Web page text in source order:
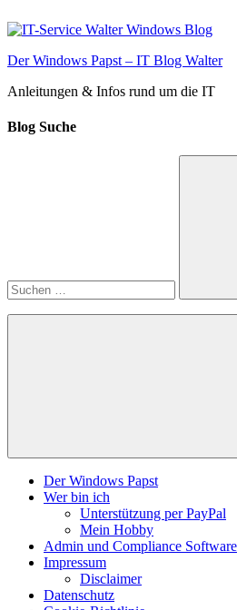
Inhalt
Der Windows Papst – IT Blog Walter
Anleitungen & Infos rund um die IT
Blog Suche
Der Windows Papst
Wer bin ich
Unterstützung per PayPal
Mein Hobby
Admin und Compliance Software
Impressum
Disclaimer
Datenschutz